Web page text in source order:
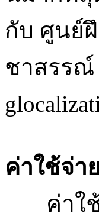
กับ ศูนย์
ชาสรรณ์
ค่าใช้จ่า
ค่าใช้จ่